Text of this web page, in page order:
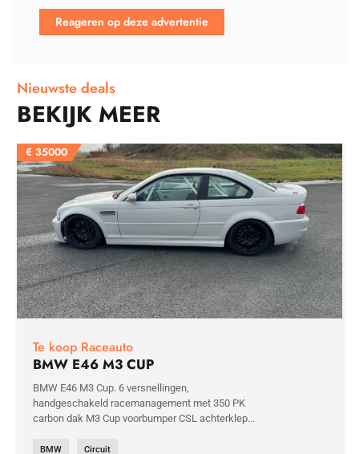
Reageren op deze advertentie
Nieuwste deals
BEKIJK MEER
€ 35000
Te koop Raceauto
BMW E46 M3 CUP
BMW E46 M3 Cup. 6 versnellingen,
handgeschakeld racemanagement met 350 PK
carbon dak M3 Cup voorbumper CSL achterklep...
BMW Circuit